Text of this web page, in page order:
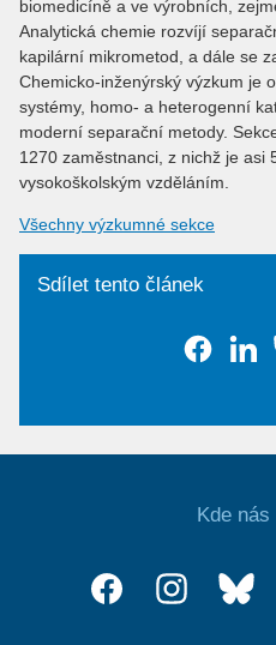
biomedicíně a ve výrobních,
Analytická chemie rozvíjí
kapilární mikrometod, a dále se
Chemicko-inženýrský výzkum je
systémy, homo- a heterogenní
moderní separační metody.
1270 zaměstnanci, z nichž je asi
vysokoškolským vzděláním.
Všechny výzkumné sekce
Sdílet tento článek
Kde nás